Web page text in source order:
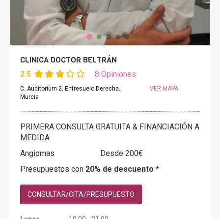
CLINICA DOCTOR BELTRÁN
2.5 8 Opiniones
C. Auditorium 2. Entresuelo Derecha.,
Murcia
VER MAPA
PRIMERA CONSULTA GRATUITA & FINANCIACIÓN A
MEDIDA
Angiomas
Desde 200€
Presupuestos con 20% de descuento *
CONSULTAR/CITA/PRESUPUESTO